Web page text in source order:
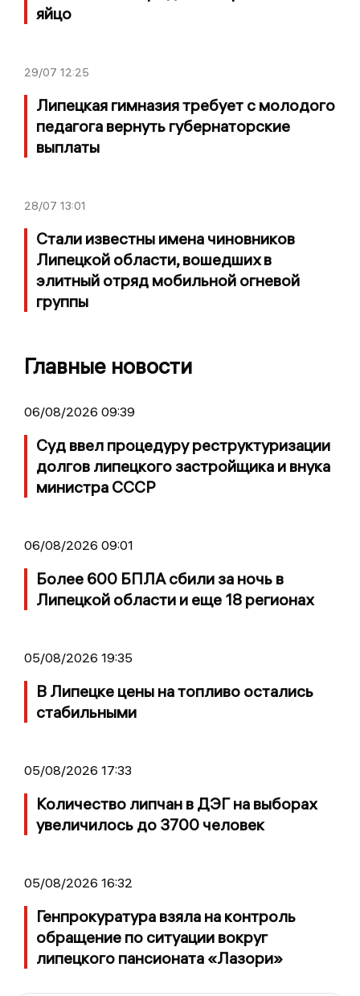
яйцо
29/07 12:25
Липецкая гимназия требует с молодого
педагога вернуть губернаторские
выплаты
28/07 13:01
Стали известны имена чиновников
Липецкой области, вошедших в
элитный отряд мобильной огневой
группы
Главные новости
06/08/2026 09:39
Суд ввел процедуру реструктуризации
долгов липецкого застройщика и внука
министра СССР
06/08/2026 09:01
Более 600 БПЛА сбили за ночь в
Липецкой области и еще 18 регионах
05/08/2026 19:35
В Липецке цены на топливо остались
стабильными
05/08/2026 17:33
Количество липчан в ДЭГ на выборах
увеличилось до 3700 человек
05/08/2026 16:32
Генпрокуратура взяла на контроль
обращение по ситуации вокруг
липецкого пансионата «Лазори»